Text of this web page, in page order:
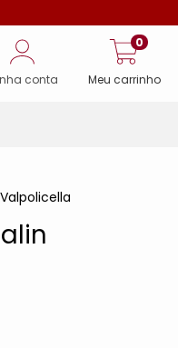
conta Meu carrinho
0